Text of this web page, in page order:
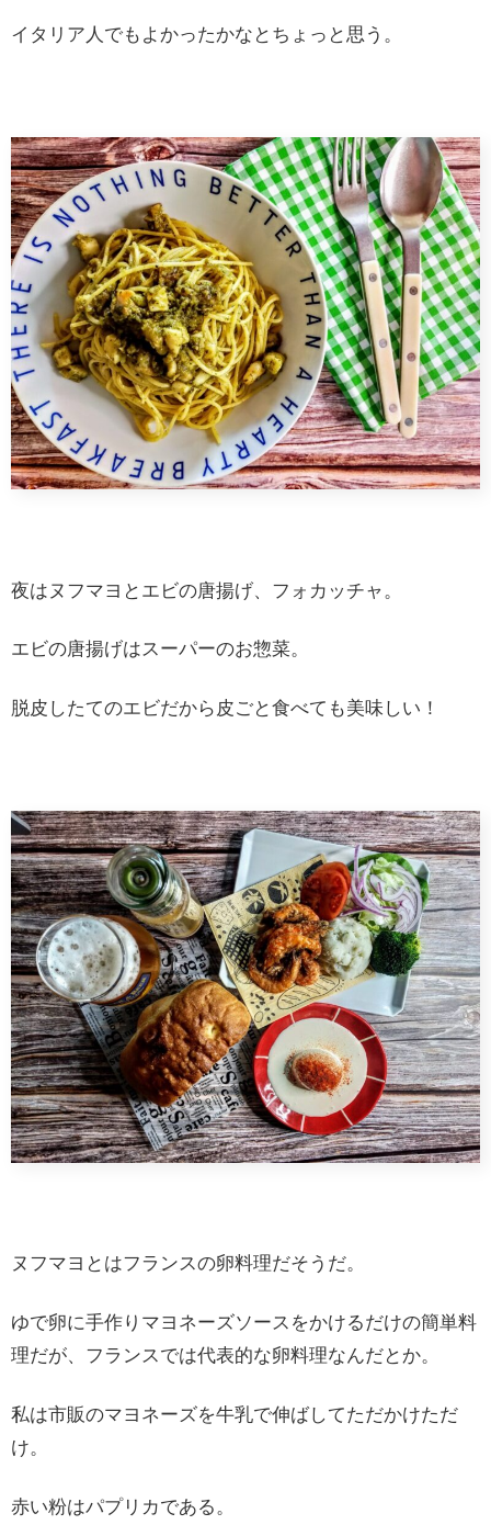
イタリア人でもよかったかなとちょっと思う。
夜はヌフマヨとエビの唐揚げ、フォカッチャ。
エビの唐揚げはスーパーのお惣菜。
脱皮したてのエビだから皮ごと食べても美味しい！
ヌフマヨとはフランスの卵料理だそうだ。
ゆで卵に手作りマヨネーズソースをかけるだけの簡単料
理だが、フランスでは代表的な卵料理なんだとか。
私は市販のマヨネーズを牛乳で伸ばしてただかけただ
け。
赤い粉はパプリカである。